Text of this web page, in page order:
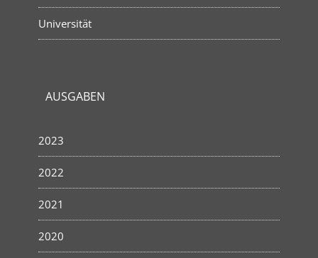
Universität
AUSGABEN
2023
2022
2021
2020